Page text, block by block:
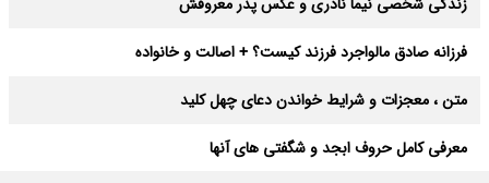
فرزانه صادق مالواجرد فرزند کیست؟ + اصالت و خانواده
متن ، معجزات و شرایط خواندن دعای چهل کلید
معرفی کامل حروف ابجد و شگفتی های آنها